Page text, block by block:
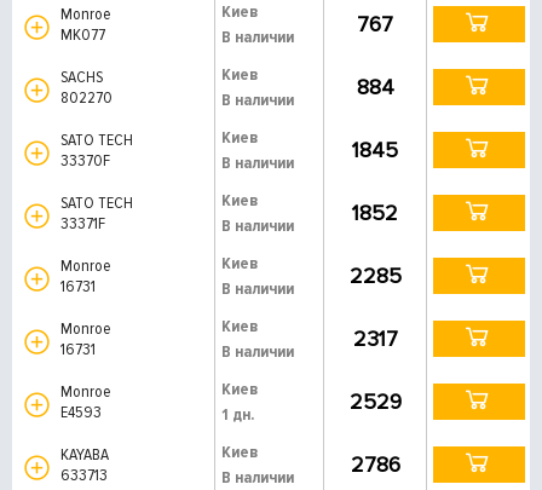
Monroe
MK077
Киев
В наличии
767
SACHS
802270
Киев
В наличии
884
SATO TECH
33370F
Киев
В наличии
1845
SATO TECH
33371F
Киев
В наличии
1852
Monroe
16731
Киев
В наличии
2285
Monroe
16731
Киев
В наличии
2317
Monroe
E4593
Киев
1 дн.
2529
KAYABA
633713
Киев
В наличии
2786